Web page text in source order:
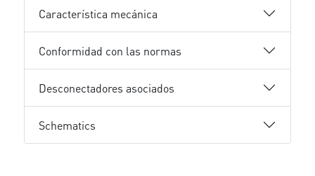
Característica mecánica
Conformidad con las normas
Desconectadores asociados
Schematics